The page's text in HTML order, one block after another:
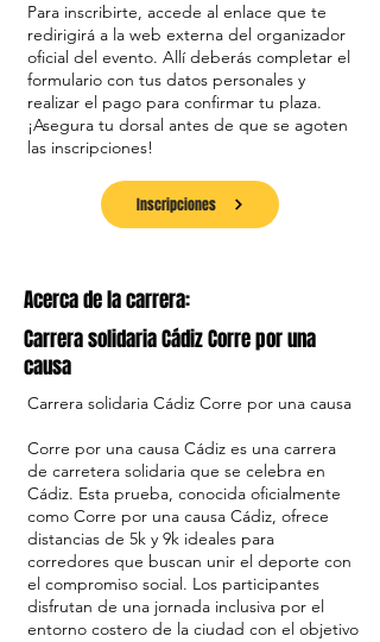
Para inscribirte, accede al enlace que te
redirigirá a la web externa del organizador
oficial del evento. Allí deberás completar el
formulario con tus datos personales y
realizar el pago para confirmar tu plaza.
¡Asegura tu dorsal antes de que se agoten
las inscripciones!
Inscripciones
Acerca de la carrera:
Carrera solidaria Cádiz Corre por una
causa
Carrera solidaria Cádiz Corre por una causa
Corre por una causa Cádiz es una carrera
de carretera solidaria que se celebra en
Cádiz. Esta prueba, conocida oficialmente
como Corre por una causa Cádiz, ofrece
distancias de 5k y 9k ideales para
corredores que buscan unir el deporte con
el compromiso social. Los participantes
disfrutan de una jornada inclusiva por el
entorno costero de la ciudad con el objetivo